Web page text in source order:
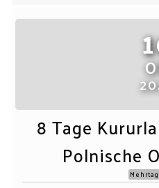
8 Tage
Polnische